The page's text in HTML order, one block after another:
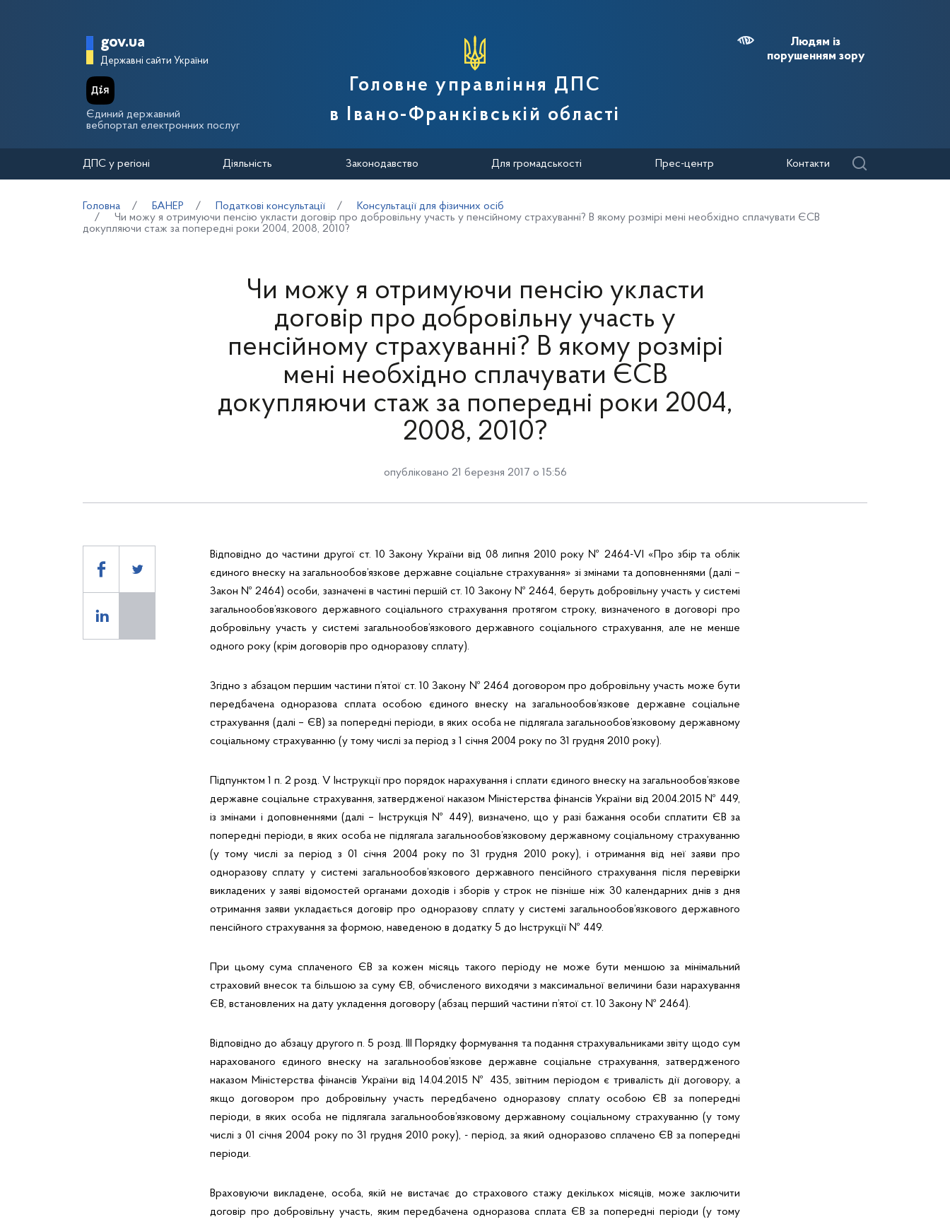
Головна сторінка Державної податкової служби України
gov.ua
Державні сайти України
Єдиний державний
вебпортал електронних послуг
Головне управління ДПС
в Івано-Франківській області
Людям із
порушенням зору
ДПС у регіоні Діяльність Законодавство Для громадськості Прес-центр Контакти
Головна БАНЕР Податкові консультації
Консультації для фізичних осіб
Чи можу я отримуючи пенсію укласти договір про добровільну участь у пенсійному страхуванні? В якому розмірі мені необхідно сплачувати ЄСВ
докупляючи стаж за попередні роки 2004, 2008, 2010?
Чи можу я отримуючи пенсію укласти
договір про добровільну участь у
пенсійному страхуванні? В якому розмірі
мені необхідно сплачувати ЄСВ
докупляючи стаж за попередні роки 2004,
2008, 2010?
опубліковано 21 березня 2017 о 15:56
Відповідно до частини другої ст. 10 Закону України від 08 липня 2010 року № 2464-VI «Про збір та облік
єдиного внеску на загальнообов’язкове державне соціальне страхування» зі змінами та доповненнями (далі –
Закон № 2464) особи, зазначені в частині першій ст. 10 Закону № 2464, беруть добровільну участь у системі
загальнообов’язкового державного соціального страхування протягом строку, визначеного в договорі про
добровільну участь у системі загальнообов’язкового державного соціального страхування, але не менше
одного року (крім договорів про одноразову сплату).
Згідно з абзацом першим частини п’ятої ст. 10 Закону № 2464 договором про добровільну участь може бути
передбачена одноразова сплата особою єдиного внеску на загальнообов’язкове державне соціальне
страхування (далі – ЄВ) за попередні періоди, в яких особа не підлягала загальнообов’язковому державному
соціальному страхуванню (у тому числі за період з 1 січня 2004 року по 31 грудня 2010 року).
Підпунктом 1 п. 2 розд. V Інструкції про порядок нарахування і сплати єдиного внеску на загальнообов’язкове
державне соціальне страхування, затвердженої наказом Міністерства фінансів України від 20.04.2015 № 449,
із змінами і доповненнями (далі – Інструкція № 449), визначено, що у разі бажання особи сплатити ЄВ за
попередні періоди, в яких особа не підлягала загальнообов’язковому державному соціальному страхуванню
(у тому числі за період з 01 січня 2004 року по 31 грудня 2010 року), і отримання від неї заяви про
одноразову сплату у системі загальнообов’язкового державного пенсійного страхування після перевірки
викладених у заяві відомостей органами доходів і зборів у строк не пізніше ніж 30 календарних днів з дня
отримання заяви укладається договір про одноразову сплату у системі загальнообов’язкового державного
пенсійного страхування за формою, наведеною в додатку 5 до Інструкції № 449.
При цьому сума сплаченого ЄВ за кожен місяць такого періоду не може бути меншою за мінімальний
страховий внесок та більшою за суму ЄВ, обчисленого виходячи з максимальної величини бази нарахування
ЄВ, встановлених на дату укладення договору (абзац перший частини п’ятої ст. 10 Закону № 2464).
Відповідно до абзацу другого п. 5 розд. ІІІ Порядку формування та подання страхувальниками звіту щодо сум
нарахованого єдиного внеску на загальнообов’язкове державне соціальне страхування, затвердженого
наказом Міністерства фінансів України від 14.04.2015 № 435, звітним періодом є тривалість дії договору, а
якщо договором про добровільну участь передбачено одноразову сплату особою ЄВ за попередні
періоди, в яких особа не підлягала загальнообов’язковому державному соціальному страхуванню (у тому
числі з 01 січня 2004 року по 31 грудня 2010 року), - період, за який одноразово сплачено ЄВ за попередні
періоди.
Враховуючи викладене, особа, якій не вистачає до страхового стажу декількох місяців, може заключити
договір про добровільну участь, яким передбачена одноразова сплата ЄВ за попередні періоди (у тому